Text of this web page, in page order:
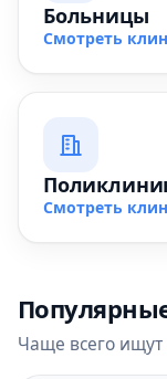
Больницы
Смотреть
Смотреть
Чаще всего ищут